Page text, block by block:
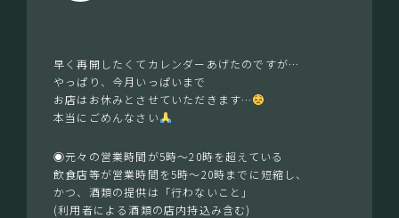
早く再開したくてカレンダーあげたのですが…
やっぱり、今月いっぱいまで
お店はお休みとさせていただきます…
本当にごめんなさい
◉元々の営業時間が5時～20時を超えている
飲食店等が営業時間を5時～20時までに短縮し、
かつ、酒類の提供は「行わないこと」
(利用者による酒類の店内持込み含む)